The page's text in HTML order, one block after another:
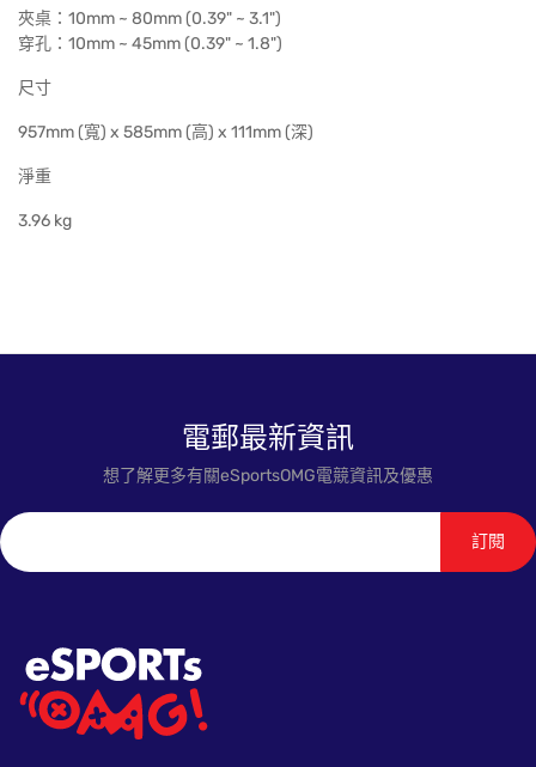
夾桌：10mm ~ 80mm (0.39" ~ 3.1")
穿孔：10mm ~ 45mm (0.39" ~ 1.8")
尺寸
957mm (寬) x 585mm (高) x 111mm (深)
淨重
3.96 kg
電郵最新資訊
想了解更多有關eSportsOMG電競資訊及優惠
訂閱